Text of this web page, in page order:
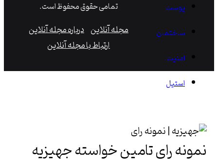
پوست
ساختمان
امنیت
استیل
نمونه رای تامین خواسته جهیزیه
تمامی حقوق محفوظ است.
مجله آنلاین درباره مجله آنلاین
ارتباط با مجله آنلاین